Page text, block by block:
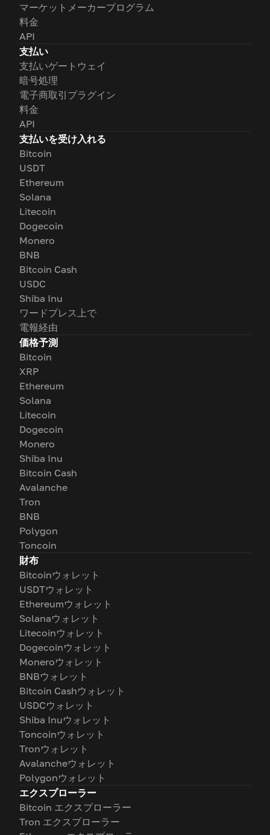
マーケットメーカープログラム
料金
API
支払い
支払いゲートウェイ
暗号処理
電子商取引プラグイン
料金
API
支払いを受け入れる
Bitcoin
USDT
Ethereum
Solana
Litecoin
Dogecoin
Monero
BNB
Bitcoin Cash
USDC
Shiba Inu
ワードプレス上で
電報経由
価格予測
Bitcoin
XRP
Ethereum
Solana
Litecoin
Dogecoin
Monero
Shiba Inu
Bitcoin Cash
Avalanche
Tron
BNB
Polygon
Toncoin
財布
Bitcoinウォレット
USDTウォレット
Ethereumウォレット
Solanaウォレット
Litecoinウォレット
Dogecoinウォレット
Moneroウォレット
BNBウォレット
Bitcoin Cashウォレット
USDCウォレット
Shiba Inuウォレット
Toncoinウォレット
Tronウォレット
Avalancheウォレット
Polygonウォレット
エクスプローラー
Bitcoin エクスプローラー
Tron エクスプローラー